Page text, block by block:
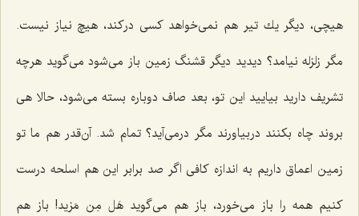
هیچی، دیگر یك تیر هم نمی‌خواهد كسی دركند، هیچ نیاز نیست.
مگر زلزله نیامد؟ دیدید دیگر قشنگ زمین باز می‌شود می‌گوید هرچه
تشریف دارید بیایید این تو، بعد صاف دوباره بسته می‌شود، حالا هی
بروند چاه بكنند دربیاورند مگر درمی‌آید؟ تمام شد. آن‌قدر هم ما تو
زمین اعماق داریم به اندازه كافی اگر صد برابر این هم اسلحه درست
كنیم همه را باز می‌خورد، باز هم می‌گوید هَل مِن مَزید! باز هم